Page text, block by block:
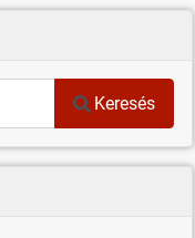
Keresés